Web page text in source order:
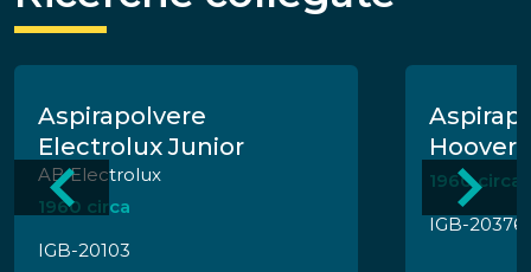
Aspirapolvere
Electrolux Junior
AB Electrolux
1960 circa
IGB-20103
Hoover
1960 circa
IGB-20376